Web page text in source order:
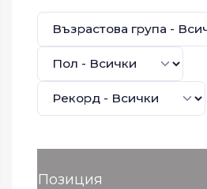
Позиция